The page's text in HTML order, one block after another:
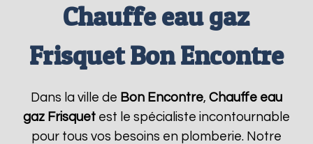
Chauffe eau gaz
Frisquet Bon Encontre
Dans la ville de Bon Encontre, Chauffe eau
gaz Frisquetest le spécialiste incontournable
pour tous vos besoins en plomberie. Notre